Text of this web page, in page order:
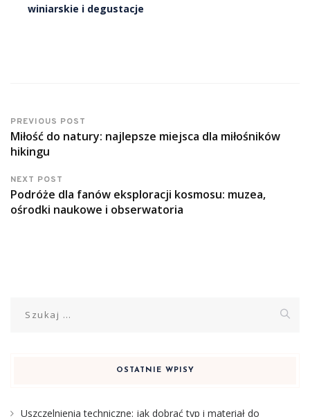
winiarskie i degustacje
PREVIOUS POST
Miłość do natury: najlepsze miejsca dla miłośników
hikingu
NEXT POST
Podróże dla fanów eksploracji kosmosu: muzea,
ośrodki naukowe i obserwatoria
OSTATNIE WPISY
Uszczelnienia techniczne: jak dobrać typ i materiał do